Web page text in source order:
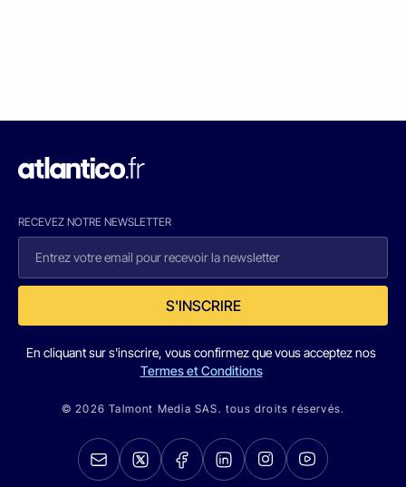
RECEVEZ NOTRE NEWSLETTER
S'INSCRIRE
En cliquant sur s'inscrire, vous confirmez que vous acceptez nos
Termes et Conditions
© 2026 Talmont Media SAS. tous droits réservés.